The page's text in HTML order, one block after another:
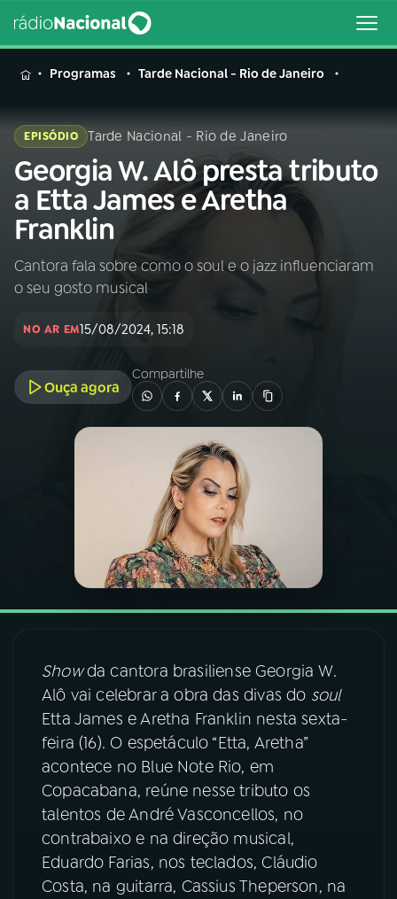
MENU
Buscar
na
Rádio
Nacional
Buscar
AO VIVO
INÍCIO
A RÁDIO
PROGRAMAÇÃO
PODCASTS
06VIDEOCASTS
07ÚLTIMAS
FESTIVAL DE MÚSICA
ACOMPANHE A RÁDIO NACIONAL
Instagram X
Programas Tarde Nacional - Rio de Janeiro
EPISÓDIO Tarde Nacional - Rio de Janeiro
Georgia W. Alô presta tributo
a Etta James e Aretha
Franklin
Cantora fala sobre como o soul e o jazz influenciaram
o seu gosto musical
NO AR EM15/08/2024, 15:18
Ouça agora
Compartilhe
Showda cantora brasiliense Georgia W.
Alô vai celebrar a obra das divas do soul
Etta James e Aretha Franklin nesta sexta-
feira (16). O espetáculo “Etta, Aretha”
acontece no Blue Note Rio, em
Copacabana, reúne nesse tributo os
talentos de André Vasconcellos, no
contrabaixo e na direção musical,
Eduardo Farias, nos teclados, Cláudio
Costa, na guitarra, Cassius Theperson, na